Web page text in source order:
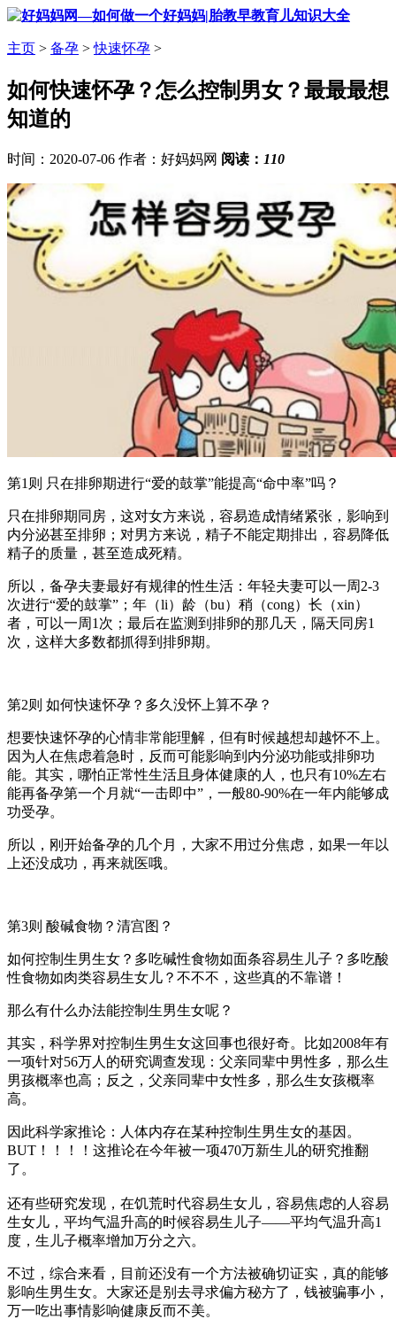
主页 > 备孕 >快速怀孕 >
如何快速怀孕？怎么控制男女？最最最想
知道的
时间：2020-07-06 作者：好妈妈网 阅读： 110
第1则 只在排卵期进行“爱的鼓掌”能提高“命中率”吗？
只在排卵期同房，这对女方来说，容易造成情绪紧张，影响到
内分泌甚至排卵；对男方来说，精子不能定期排出，容易降低
精子的质量，甚至造成死精。
所以，备孕夫妻最好有规律的性生活：年轻夫妻可以一周2-3
次进行“爱的鼓掌”；年（li）龄（bu）稍（cong）长（xin）
者，可以一周1次；最后在监测到排卵的那几天，隔天同房1
次，这样大多数都抓得到排卵期。
第2则 如何快速怀孕？多久没怀上算不孕？
想要快速怀孕的心情非常能理解，但有时候越想却越怀不上。
因为人在焦虑着急时，反而可能影响到内分泌功能或排卵功
能。其实，哪怕正常性生活且身体健康的人，也只有10%左右
能再备孕第一个月就“一击即中”，一般80-90%在一年内能够成
功受孕。
所以，刚开始备孕的几个月，大家不用过分焦虑，如果一年以
上还没成功，再来就医哦。
第3则 酸碱食物？清宫图？
如何控制生男生女？多吃碱性食物如面条容易生儿子？多吃酸
性食物如肉类容易生女儿？不不不，这些真的不靠谱！
那么有什么办法能控制生男生女呢？
其实，科学界对控制生男生女这回事也很好奇。比如2008年有
一项针对56万人的研究调查发现：父亲同辈中男性多，那么生
男孩概率也高；反之，父亲同辈中女性多，那么生女孩概率
高。
因此科学家推论：人体内存在某种控制生男生女的基因。
BUT！！！！这推论在今年被一项470万新生儿的研究推翻
了。
还有些研究发现，在饥荒时代容易生女儿，容易焦虑的人容易
生女儿，平均气温升高的时候容易生儿子——平均气温升高1
度，生儿子概率增加万分之六。
不过，综合来看，目前还没有一个方法被确切证实，真的能够
影响生男生女。大家还是别去寻求偏方秘方了，钱被骗事小，
万一吃出事情影响健康反而不美。